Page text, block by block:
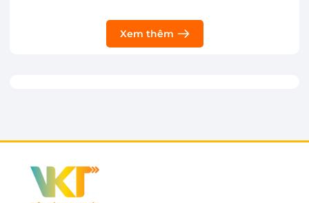
Công suất 500W vận hành mạnh mẽ, êm
ái, an toàn và tiết kiệm điện năng
Máy ép trái cây Philips HR1836 có động cơ mạnh
Xem thêm